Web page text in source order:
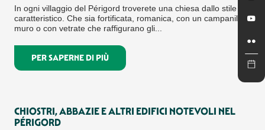
In ogni villaggio del Périgord troverete una chiesa dallo stile
caratteristico. Che sia fortificata, romanica, con un campanile a
muro o con vetrate che raffigurano gli...
PER SAPERNE DI PIÙ
CHIOSTRI, ABBAZIE E ALTRI EDIFICI NOTEVOLI NEL
PÉRIGORD